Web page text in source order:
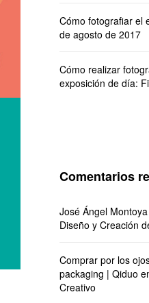
Cómo fotografiar el
de agosto de 2017
Cómo realizar
exposición de día:
Comentarios
José Ángel
Diseño y Creación
Comprar por los
packaging | Qiduo
Creativo